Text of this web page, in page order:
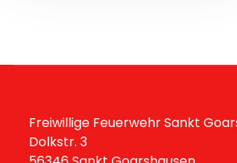
Freiwillige Feuerwehr Sankt
Dolkstr. 3